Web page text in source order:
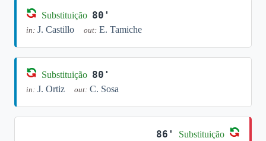
Substituição 80'
in: J. Castillo out: E. Tamiche
Substituição 80'
in: J. Ortiz out: C. Sosa
86' Substituição